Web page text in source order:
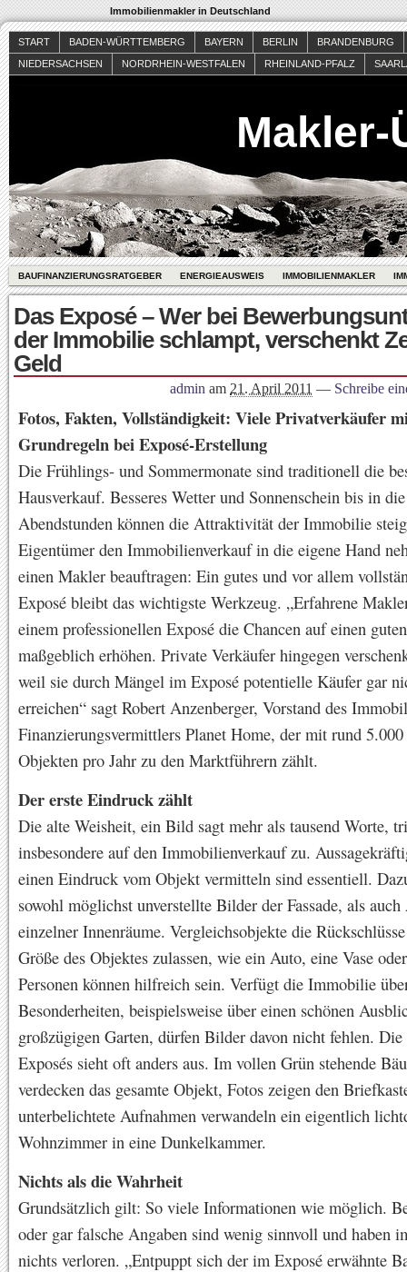
Immobilienmakler in Deutschland
START BADEN-WÜRTTEMBERG BAYERN BERLIN
BRANDENBURG
NIEDERSACHSEN
NORDRHEIN-WESTFALEN RHEINLAND-PFALZ
Makler-
BAUFINANZIERUNGSRATGEBER ENERGIEAUSWEIS IMMOBILIENMAKLER
Das Exposé – Wer bei
der Immobilie schlampt, verschenkt
Geld
admin am 21. April 2011 — Schreibe
Fotos, Fakten, Vollständigkeit: Viele Privatverkäufer
Grundregeln bei Exposé-Erstellung
Die Frühlings- und Sommermonate sind traditionell die
Hausverkauf. Besseres Wetter und Sonnenschein bis in die
Abendstunden können die Attraktivität der Immobilie
Eigentümer den Immobilienverkauf in die eigene Hand
einen Makler beauftragen: Ein gutes und vor allem
Exposé bleibt das wichtigste Werkzeug. „Erfahrene
einem professionellen Exposé die Chancen auf einen
maßgeblich erhöhen. Private Verkäufer hingegen
weil sie durch Mängel im Exposé potentielle Käufer gar
erreichen“ sagt Robert Anzenberger, Vorstand des
Finanzierungsvermittlers Planet Home, der mit rund
Objekten pro Jahr zu den Marktführern zählt.
Der erste Eindruck zählt
Die alte Weisheit, ein Bild sagt mehr als tausend Worte,
insbesondere auf den Immobilienverkauf zu.
einen Eindruck vom Objekt vermitteln sind essentiell.
sowohl möglichst unverstellte Bilder der Fassade, als
einzelner Innenräume. Vergleichsobjekte die
Größe des Objektes zulassen, wie ein Auto, eine Vase
Personen können hilfreich sein. Verfügt die Immobilie
Besonderheiten, beispielsweise über einen schönen
großzügigen Garten, dürfen Bilder davon nicht fehlen.
Exposés sieht oft anders aus. Im vollen Grün stehende
verdecken das gesamte Objekt, Fotos zeigen den
unterbelichtete Aufnahmen verwandeln ein eigentlich
Wohnzimmer in eine Dunkelkammer.
Nichts als die Wahrheit
Grundsätzlich gilt: So viele Informationen wie möglich.
oder gar falsche Angaben sind wenig sinnvoll und haben
nichts verloren. „Entpuppt sich der im Exposé erwähnte